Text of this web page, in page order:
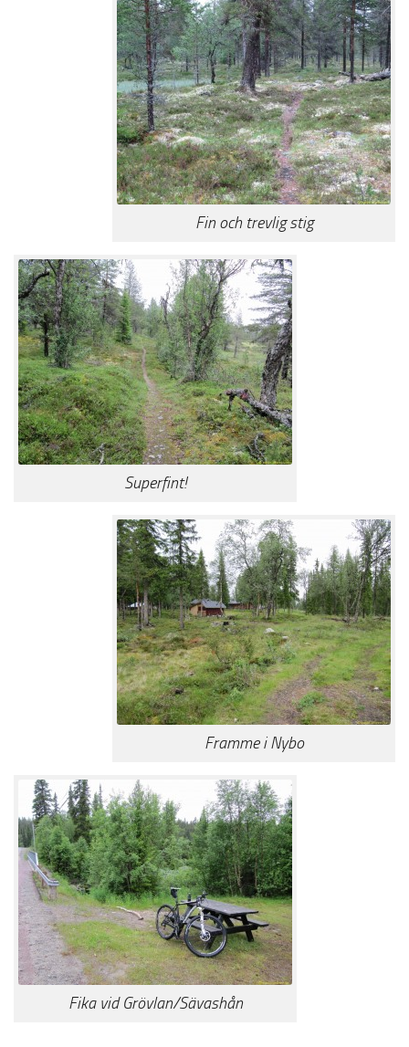
Fin och trevlig stig
Superfint!
Framme i Nybo
Fika vid Grövlan/Sävashån